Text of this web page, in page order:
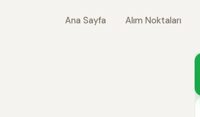
Ana Sayfa Alım Noktaları